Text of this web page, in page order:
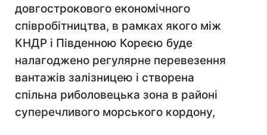
довгострокового економічного
співробітництва, в рамках якого між
КНДР і Південною Кореєю буде
налагоджено регулярне перевезення
вантажів залізницею і створена
спільна риболовецька зона в районі
суперечливого морського кордону,